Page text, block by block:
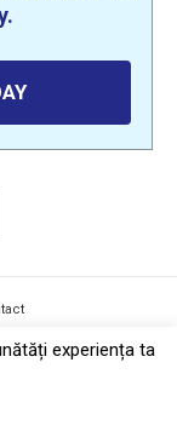
experiența ta